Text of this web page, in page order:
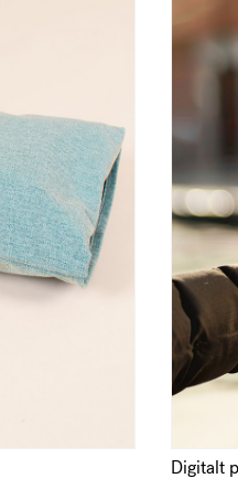
och webbplats i
Digitalt